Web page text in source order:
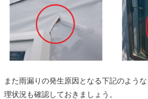
また雨漏りの発生原因となる下記のよう
理状況も確認しておきましょう。